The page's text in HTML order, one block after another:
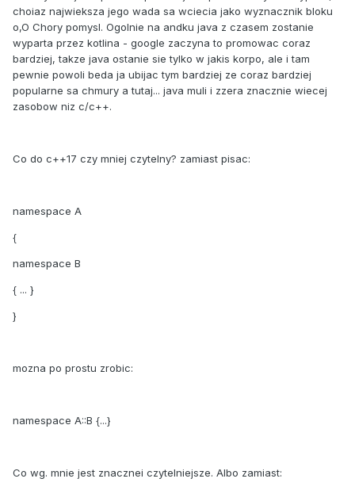
choiaz najwieksza jego wada sa wciecia jako wyznacznik bloku
o,O Chory pomysl. Ogolnie na andku java z czasem zostanie
wyparta przez kotlina - google zaczyna to promowac coraz
bardziej, takze java ostanie sie tylko w jakis korpo, ale i tam
pewnie powoli beda ja ubijac tym bardziej ze coraz bardziej
popularne sa chmury a tutaj... java muli i zzera znacznie wiecej
zasobow niz c/c++.
Co do c++17 czy mniej czytelny? zamiast pisac:
namespace A
{
namespace B
{ ... }
}
mozna po prostu zrobic:
namespace A::B {...}
Co wg. mnie jest znacznei czytelniejsze. Albo zamiast: